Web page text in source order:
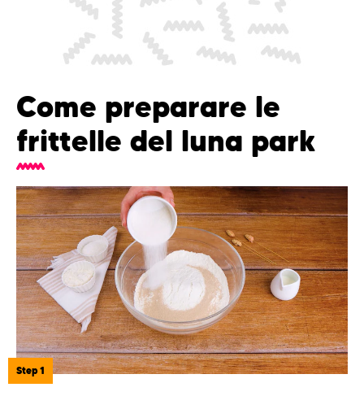
Come preparare le
frittelle del luna park
Step 1